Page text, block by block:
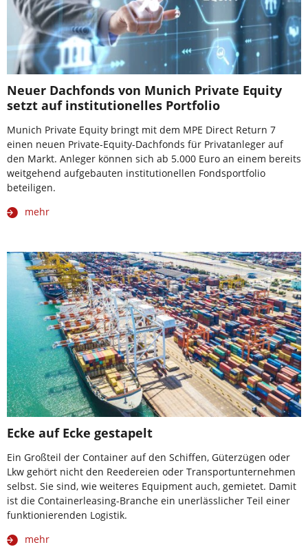
Neuer Dachfonds von Munich Private Equity
setzt auf institutionelles Portfolio
Munich Private Equity bringt mit dem MPE Direct Return 7
einen neuen Private-Equity-Dachfonds für Privatanleger auf
den Markt. Anleger können sich ab 5.000 Euro an einem bereits
weitgehend aufgebauten institutionellen Fondsportfolio
beteiligen.
mehr
Ecke auf Ecke gestapelt
Ein Großteil der Container auf den Schiffen, Güterzügen oder
Lkw gehört nicht den Reedereien oder Transportunternehmen
selbst. Sie sind, wie weiteres Equipment auch, gemietet. Damit
ist die Containerleasing-Branche ein unerlässlicher Teil einer
funktionierenden Logistik.
mehr